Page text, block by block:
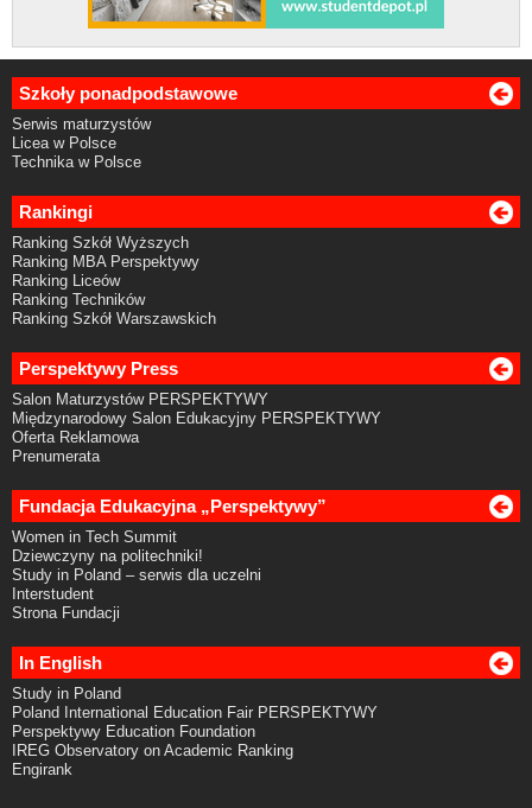
Szkoły ponadpodstawowe
Serwis maturzystów
Licea w Polsce
Technika w Polsce
Rankingi
Ranking Szkół Wyższych
Ranking MBA Perspektywy
Ranking Liceów
Ranking Techników
Ranking Szkół Warszawskich
Perspektywy Press
Salon Maturzystów PERSPEKTYWY
Międzynarodowy Salon Edukacyjny PERSPEKTYWY
Oferta Reklamowa
Prenumerata
Fundacja Edukacyjna „Perspektywy”
Women in Tech Summit
Dziewczyny na politechniki!
Study in Poland – serwis dla uczelni
Interstudent
Strona Fundacji
In English
Study in Poland
Poland International Education Fair PERSPEKTYWY
Perspektywy Education Foundation
IREG Observatory on Academic Ranking
Engirank